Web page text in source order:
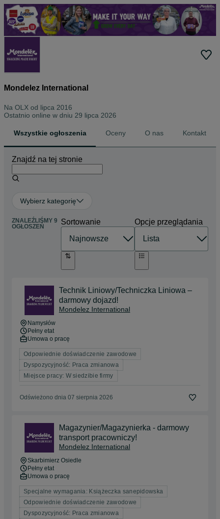
Mondelez International
Na OLX od lipca 2016
Ostatnio online w dniu 29 lipca 2026
Wszystkie ogłoszenia Oceny O nas Kontakt
Znajdź na tej stronie
Wybierz kategorię
ZNALEŹLIŚMY 9
OGŁOSZEŃ
Sortowanie Opcje przeglądania
Technik Liniowy/Techniczka Liniowa –
darmowy dojazd!
Mondelez International
Namysłów
Pełny etat
Umowa o pracę
Odpowiednie doświadczenie zawodowe
Dyspozycyjność: Praca zmianowa
Miejsce pracy: W siedzibie firmy
Odświeżono dnia 07 sierpnia 2026
Magazynier/Magazynierka - darmowy
transport pracowniczy!
Mondelez International
Skarbimierz Osiedle
Pełny etat
Umowa o pracę
Specjalne wymagania: Książeczka sanepidowska
Odpowiednie doświadczenie zawodowe
Dyspozycyjność: Praca zmianowa